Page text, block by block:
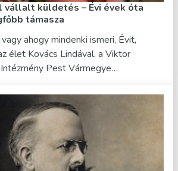
küldetés – Évi évek óta
támasza
ahogy mindenki ismeri, Évit,
élet Kovács Lindával, a Viktor
Pest Vármegye…